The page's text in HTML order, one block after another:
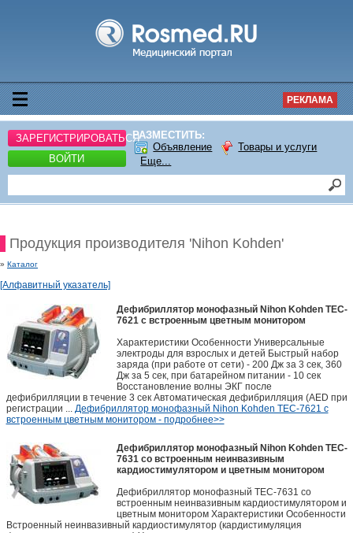
РЕКЛАМА
ЗАРЕГИСТРИРОВАТЬСЯ
ВОЙТИ
РАЗМЕСТИТЬ:
Объявление
Товары и услуги
Еще...
Продукция производителя 'Nihon Kohden'
» Каталог
[Алфавитный указатель]
Дефибриллятор монофазный Nihon Kohden TEC-
7621 с встроенным цветным монитором
Характеристики Особенности Универсальные
электроды для взрослых и детей Быстрый набор
заряда (при работе от сети) - 200 Дж за 3 сек, 360
Дж за 5 сек, при батарейном питании - 10 сек
Восстановление волны ЭКГ после
дефибрилляции в течение 3 сек Автоматическая дефибрилляция (AED при
регистрации ... Дефибриллятор монофазный Nihon Kohden TEC-7621 с
встроенным цветным монитором - подробнее>>
Дефибриллятор монофазный Nihon Kohden TEC-
7631 со встроенным неинвазивным
кардиостимулятором и цветным монитором
Дефибриллятор монофазный TEC-7631 со
встроенным неинвазивным кардиостимулятором и
цветным монитором Характеристики Особенности
Встроенный неинвазивный кардиостимулятор (кардистимуляция